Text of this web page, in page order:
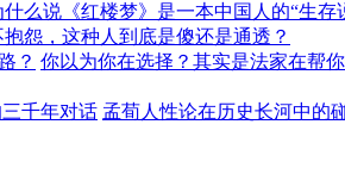
什么说《红楼梦》是一本中国人的“生存
怨，这种人到底是傻还是通透？
？ 你以为你在选择？其实是法家在帮
千年对话 孟荀人性论在历史长河中的